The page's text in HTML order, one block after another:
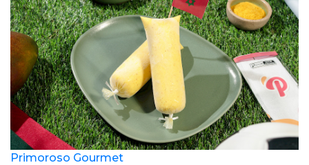
Primoroso Gourmet